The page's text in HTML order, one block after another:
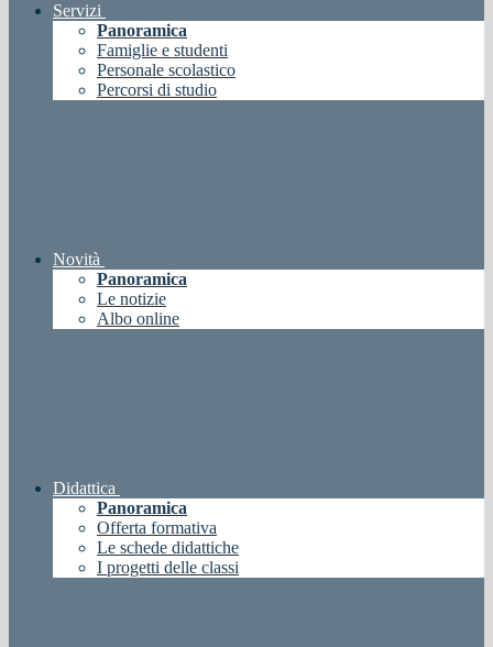
Servizi
Panoramica
Famiglie e studenti
Personale scolastico
Percorsi di studio
Novità
Panoramica
Le notizie
Albo online
Didattica
Panoramica
Offerta formativa
Le schede didattiche
I progetti delle classi